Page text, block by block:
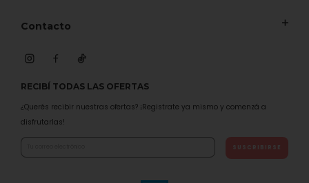
Contacto
RECIBÍ TODAS LAS OFERTAS
¿Querés recibir nuestras ofertas? ¡Registrate ya mismo y comenzá a
disfrutarlas!